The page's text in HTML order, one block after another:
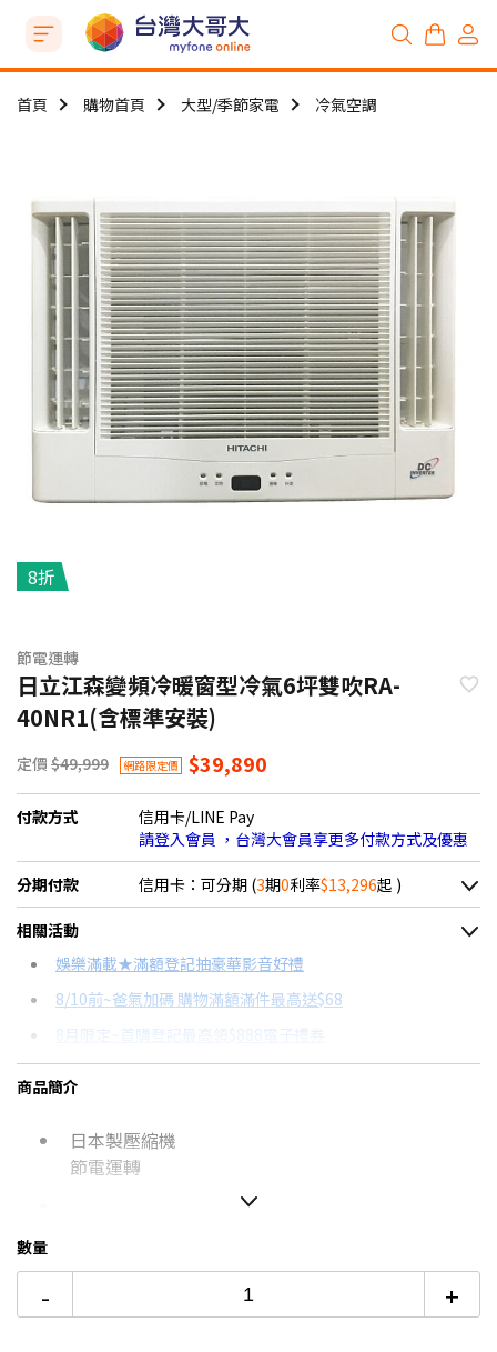
首頁 購物首頁 大型/季節家電 冷氣空調
8折
節電運轉
日立江森變頻冷暖窗型冷氣6坪雙吹RA-
40NR1(含標準安裝)
定價 $49,999 網路限定價 $39,890
付款方式
信用卡/LINE Pay
請登入會員 ，台灣大會員享更多付款方式及優惠
分期付款 信用卡：可分期 (3期0利率$13,296起 )
＊實際可分期數、適用利率，請以購物車顯示為主
信用卡分期
分期數
12期
每期金額 配合銀行/業者
相關活動
娛樂滿載★滿額登記抽豪華影音好禮
8/10前~爸氣加碼 購物滿額滿件最高送$68
8月限定~首購登記最高領$888電子禮券
台灣大哥大Open Possible聯名卡滿額最高回饋25%
熱銷冷氣機推薦→點我看達人教你買
冷氣挑選教學→點我看達人教你買
商品簡介
日本製壓縮機
節電運轉
100元/樓。
價格包含【標準安裝】+【舊機回收】
本商品正常為3至7個工作天會以電話或簡訊聯絡後續
數量
- +